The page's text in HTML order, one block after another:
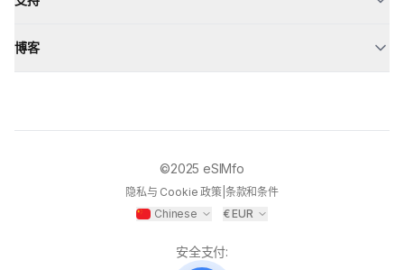
博客
©2025 eSIMfo
隐私与 Cookie 政策| 条款和条件
Chinese
€EUR
安全支付: